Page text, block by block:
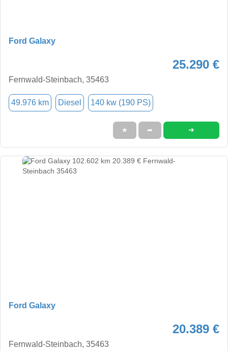
Ford Galaxy
25.290 €
Fernwald-Steinbach, 35463
49.976 km Diesel 140 kw (190 PS)
★ ➦ ➜
Ford Galaxy
20.389 €
Fernwald-Steinbach, 35463